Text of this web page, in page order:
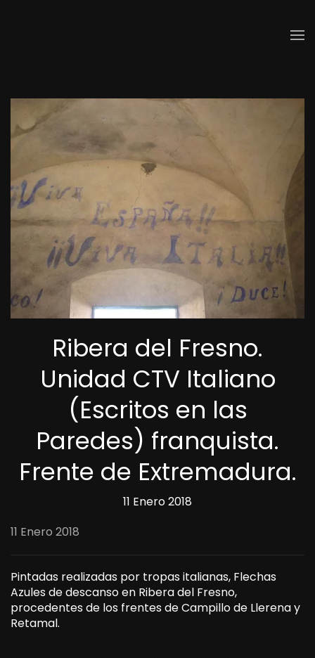
Ribera del Fresno.
Unidad CTV Italiano
(Escritos en las
Paredes) franquista.
Frente de Extremadura.
11 Enero 2018
11 Enero 2018
Pintadas realizadas por tropas italianas, Flechas
Azules de descanso en Ribera del Fresno,
procedentes de los frentes de Campillo de Llerena y
Retamal.